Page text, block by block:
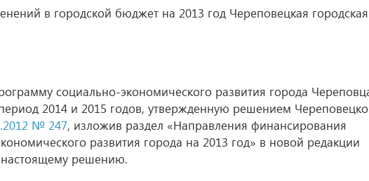
в городской бюджет на 2013 год Череповецкая городская
социально-экономического развития города
2014 и 2015 годов, утвержденную решением
№ 247, изложив раздел «Направления финансирования
развития города на 2013 год» в новой редакции
решению.